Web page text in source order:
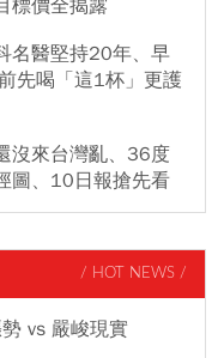
標價全揭露
名醫堅持20年、早
先喝「這1杯」更護
沒來台灣亂、36度
圖、10日報搶先看
/ HOT NEWS /
vs 嚴峻現實